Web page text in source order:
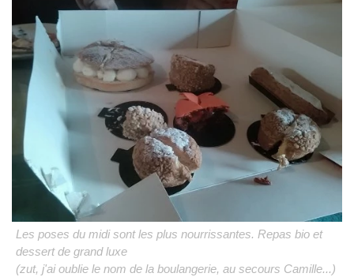
Les poses du midi sont les plus nourrissantes. Repas bio et
dessert de grand luxe
(zut, j'ai oublie le nom de la boulangerie, au secours Camille...)